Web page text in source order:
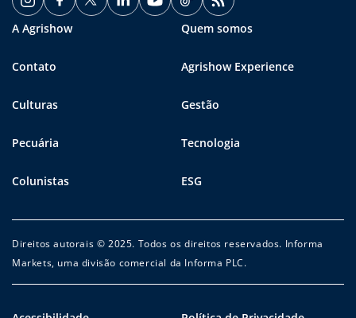
A Agrishow Quem somos
Contato Agrishow Experience
Culturas Gestão
Pecuária Tecnologia
Colunistas ESG
Direitos autorais © 2025. Todos os direitos reservados. Informa
Markets, uma divisão comercial da Informa PLC.